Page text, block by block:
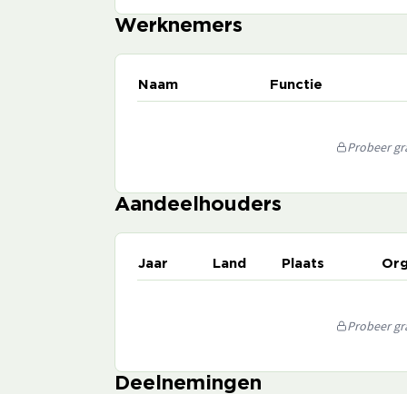
Werknemers
Naam Functie
Probeer
Aandeelhouders
Jaar Land Plaats
Probeer
Deelnemingen